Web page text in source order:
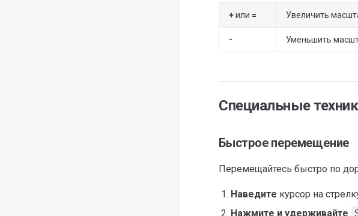
+или = Увеличить
- Уменьшить
Специальные
Быстрое перемещение
Перемещайтесь быстро по
Наведите курсор на
Нажмите и удерживайте